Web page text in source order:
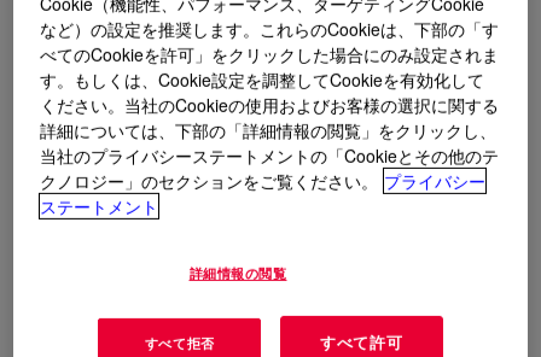
industrial applications.
用途
Footwear
Injection molding
Structural foam molding
Sheet and shape extrusion
など）の設定を推奨します。これらのCookieは、下部の「す
べてのCookieを許可」をクリックした場合にのみ設定されま
す。もしくは、Cookie設定を調整してCookieを有効化して
ください。当社のCookieの使用およびお客様の選択に関する
詳細については、下部の「詳細情報の閲覧」をクリックし、
当社のプライバシーステートメントの「Cookieとその他のテ
クノロジー」のセクションをご覧ください。
プライバシー
ステートメント
詳細情報の閲覧
すべて拒否 すべて許可